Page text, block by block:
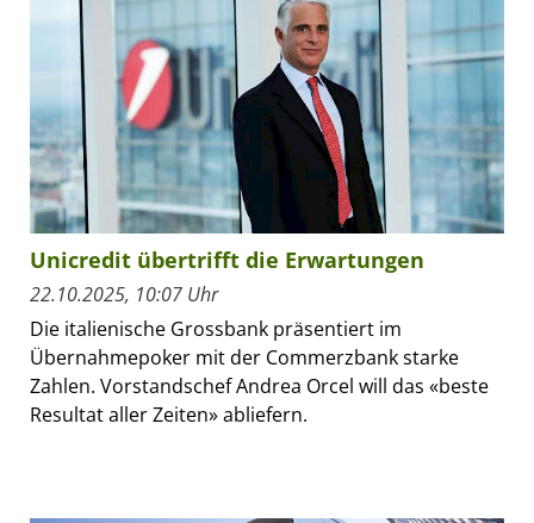
Unicredit übertrifft die Erwartungen
22.10.2025, 10:07 Uhr
Die italienische Grossbank präsentiert im
Übernahmepoker mit der Commerzbank starke
Zahlen. Vorstandschef Andrea Orcel will das «beste
Resultat aller Zeiten» abliefern.